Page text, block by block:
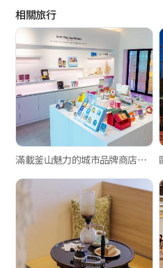
相關旅行
滿載釜山魅力的城市品牌商店「BIG shop」